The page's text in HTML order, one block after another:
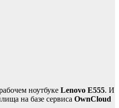
ноутбуке Lenovo E555. И
на базе сервиса OwnCloud